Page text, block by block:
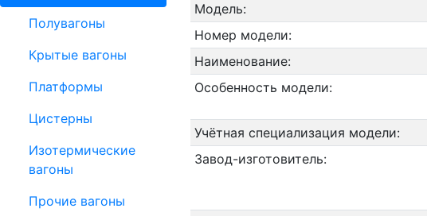
Полувагоны
Крытые вагоны
Платформы
Цистерны
Изотермические
вагоны
Прочие вагоны
Модель:
Номер модели:
Наименование:
Особенность модели:
Учётная специализация модели:
Завод-изготовитель: